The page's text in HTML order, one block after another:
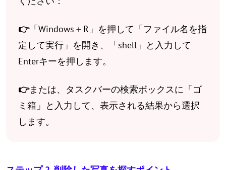
👉「Windows＋R」を押して「ファイル名を指
定して実行」を開き、「shell」と入力して
Enterキーを押します。
👉または、タスクバーの検索ボックスに「ゴ
ミ箱」と入力して、表示される結果から選択
します。